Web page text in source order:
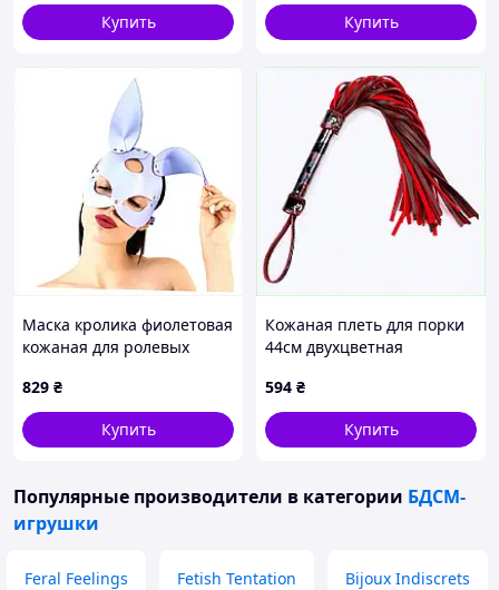
Купить
Купить
Маска кролика фиолетовая
кожаная для ролевых
829 ₴
Купить
Кожаная плеть для порки
44см двухцветная
594 ₴
Купить
Популярные производители в категории БДСМ-
игрушки
Feral Feelings Fetish Tentation Bijoux Indiscrets